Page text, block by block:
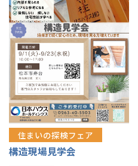
住まいの探検フェア
構造現場見学会